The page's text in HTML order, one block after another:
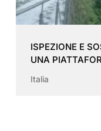
ISPEZIONE E
UNA
Italia